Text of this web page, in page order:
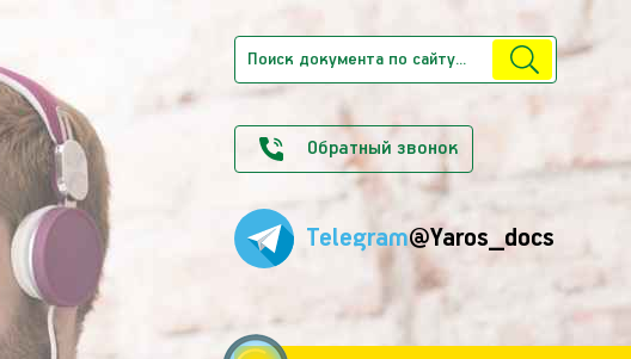
Обратный звонок
Telegram@Yaros_docs